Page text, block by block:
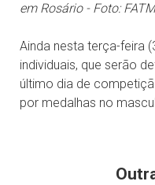
em Rosário - Foto: FATM
Ainda nesta terça-feira
individuais, que serão
último dia de
por medalhas no